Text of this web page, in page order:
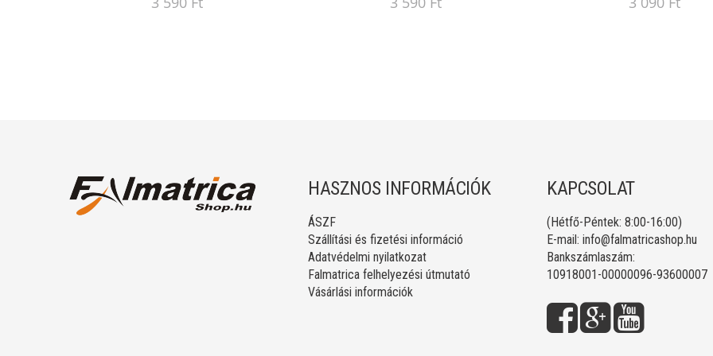
HASZNOS INFORMÁCIÓK
ÁSZF
Szállítási és fizetési információ
Adatvédelmi nyilatkozat
Falmatrica felhelyezési útmutató
Vásárlási információk
KAPCSOLAT
(Hétfő-Péntek: 8:00-16:00)
E-mail: info@falmatricashop.hu
Bankszámlaszám:
10918001-00000096-93600007